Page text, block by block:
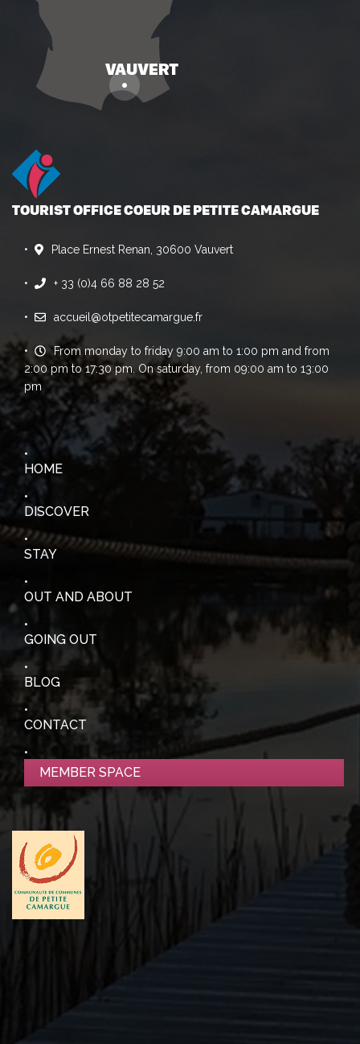
TOURIST OFFICE COEUR DE PETITE CAMARGUE
Place Ernest Renan, 30600 Vauvert
+ 33 (0)4 66 88 28 52
accueil@otpetitecamargue.fr
From monday to friday 9:00 am to 1:00 pm and from
2:00 pm to 17:30 pm. On saturday, from 09:00 am to 13:00
pm
HOME
DISCOVER
STAY
OUT AND ABOUT
GOING OUT
BLOG
CONTACT
MEMBER SPACE